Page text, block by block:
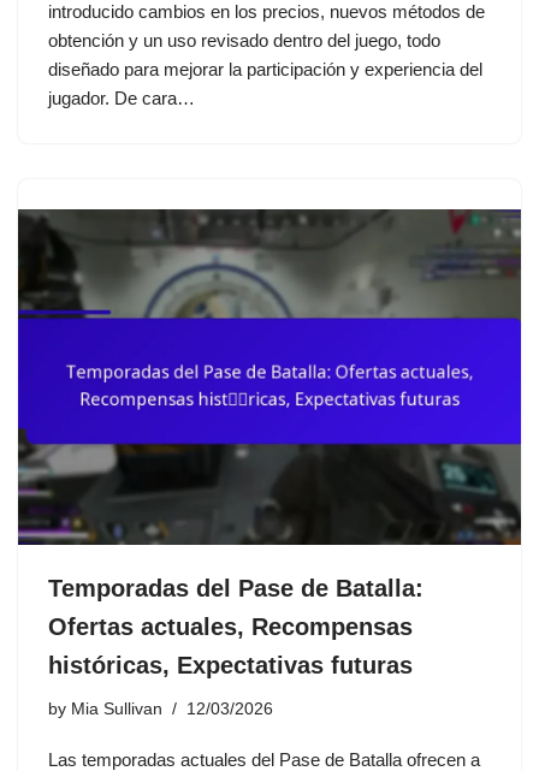
introducido cambios en los precios, nuevos métodos de
obtención y un uso revisado dentro del juego, todo
diseñado para mejorar la participación y experiencia del
jugador. De cara…
Temporadas del Pase de Batalla:
Ofertas actuales, Recompensas
históricas, Expectativas futuras
by Mia Sullivan 12/03/2026
Las temporadas actuales del Pase de Batalla ofrecen a